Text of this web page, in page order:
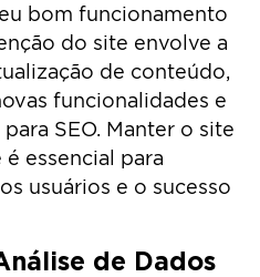
bom funcionamento
do site envolve a
de conteúdo,
funcionalidades e
SEO. Manter o site
essencial para
usuários e o sucesso
de Dados